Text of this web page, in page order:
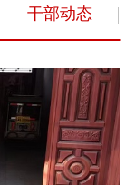
干部动态